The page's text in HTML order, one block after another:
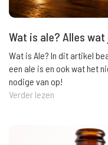
Wat is ale? Alles
Wat is Ale? In dit artikel
een ale is en ook wat het
nodige van op!
Verder lezen